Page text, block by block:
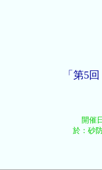
「第5回
開催
於：砂